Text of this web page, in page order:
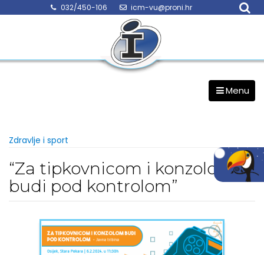
032/450-106 icm-vu@proni.hr
Menu
Zdravlje i sport
“Za tipkovnicom i konzolom
budi pod kontrolom”